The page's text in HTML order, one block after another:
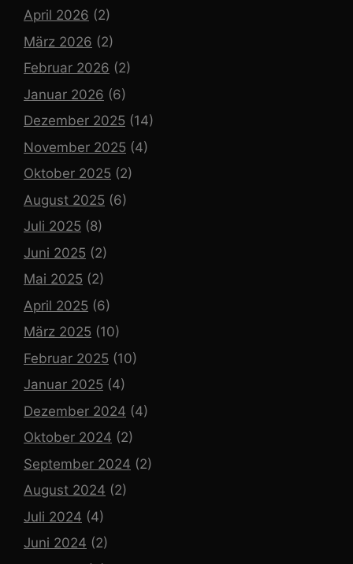
April 2026 (2)
März 2026 (2)
Februar 2026 (2)
Januar 2026 (6)
Dezember 2025 (14)
November 2025 (4)
Oktober 2025 (2)
August 2025 (6)
Juli 2025 (8)
Juni 2025 (2)
Mai 2025 (2)
April 2025 (6)
März 2025 (10)
Februar 2025 (10)
Januar 2025 (4)
Dezember 2024 (4)
Oktober 2024 (2)
September 2024 (2)
August 2024 (2)
Juli 2024 (4)
Juni 2024 (2)